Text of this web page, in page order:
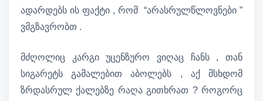
ადარდებს ის ფაქტი , რომ “არასრულწლოვნები ”
ვმგზავრობთ .
მძღოლიც კარგი უცენზურო ვიღაც ჩანს , თან
სიგარეტს გამალებით აბოლებს , აქ მსხდომ
ზრდასრულ ქალებზე რაღა გითხრათ ? როგორც